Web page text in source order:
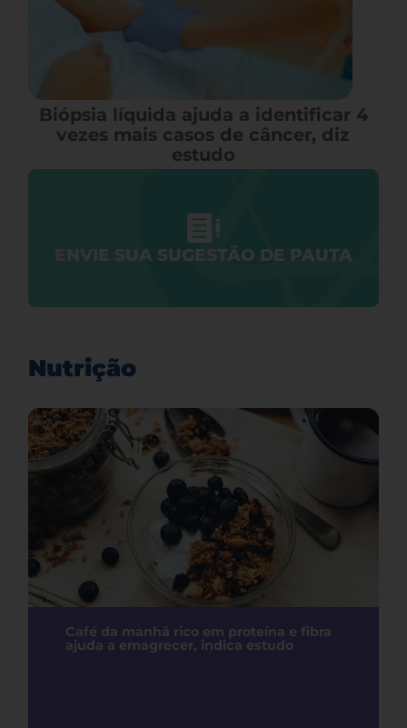
Biópsia líquida ajuda a identificar 4
vezes mais casos de câncer, diz
estudo
ENVIE SUA SUGESTÃO DE PAUTA
Nutrição
Café da manhã rico em proteína e fibra
ajuda a emagrecer, indica estudo